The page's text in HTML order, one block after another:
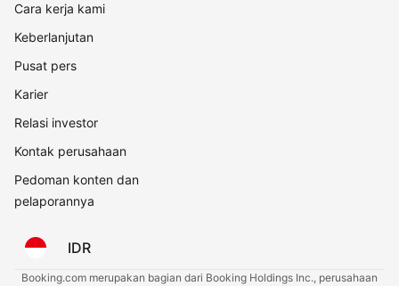
Cara kerja kami
Keberlanjutan
Pusat pers
Karier
Relasi investor
Kontak perusahaan
Pedoman konten dan
pelaporannya
IDR
Booking.com merupakan bagian dari Booking Holdings Inc., perusahaan